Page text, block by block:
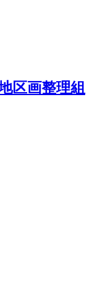
区画整理組